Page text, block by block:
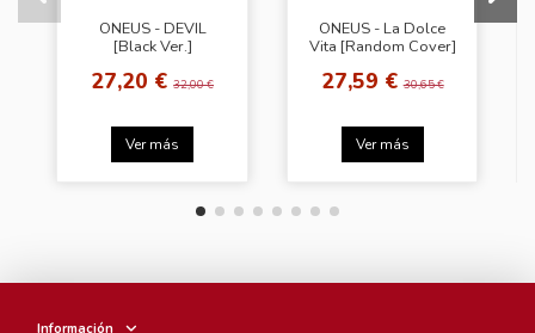
ONEUS - DEVIL
[Black Ver.]
27,20 €32,00 €
Ver más
ONEUS - La Dolce
Vita [Random Cover]
27,59 €30,65 €
Ver más
Información